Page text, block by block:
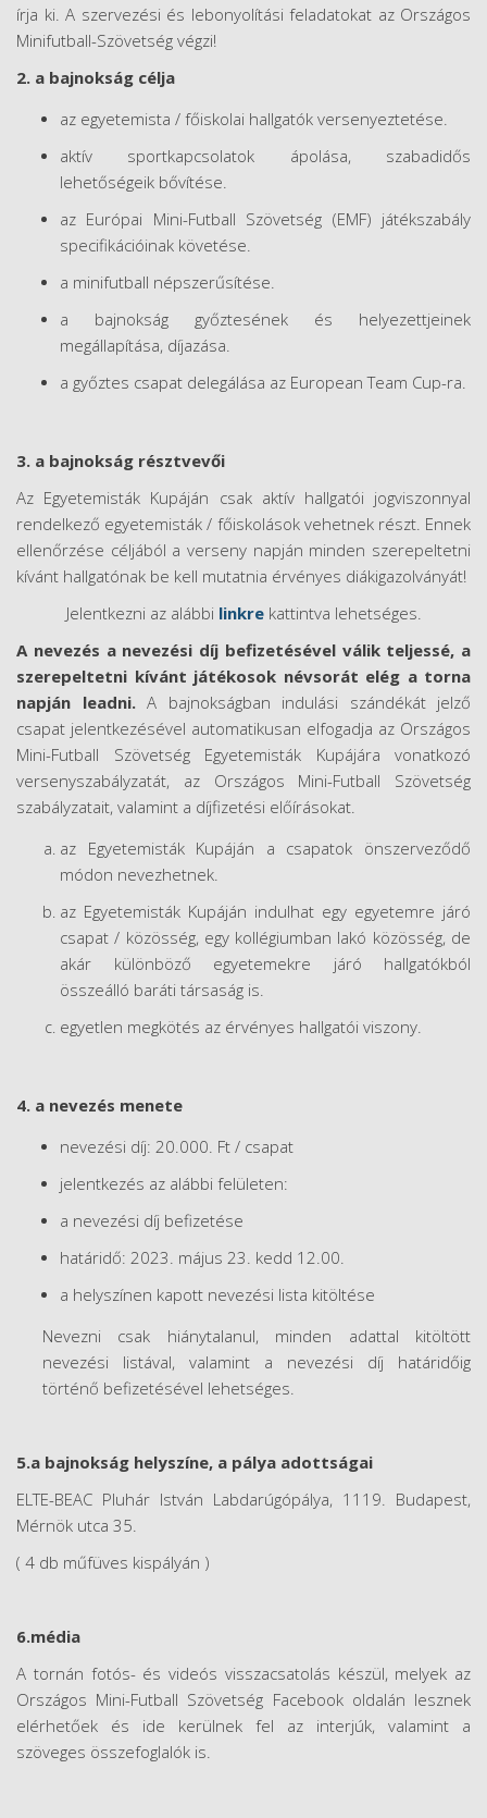
írja ki. A szervezési és lebonyolítási feladatokat az Országos
Minifutball-Szövetség végzi!
2. a bajnokság célja
az egyetemista / főiskolai hallgatók versenyeztetése.
aktív sportkapcsolatok ápolása, szabadidős
lehetőségeik bővítése.
az Európai Mini-Futball Szövetség (EMF) játékszabály
specifikációinak követése.
a minifutball népszerűsítése.
a bajnokság győztesének és helyezettjeinek
megállapítása, díjazása.
a győztes csapat delegálása az European Team Cup-ra.
3. a bajnokság résztvevői
Az Egyetemisták Kupáján csak aktív hallgatói jogviszonnyal
rendelkező egyetemisták / főiskolások vehetnek részt. Ennek
ellenőrzése céljából a verseny napján minden szerepeltetni
kívánt hallgatónak be kell mutatnia érvényes diákigazolványát!
Jelentkezni az alábbi linkrekattintva lehetséges.
A nevezés a nevezési díj befizetésével válik teljessé, a
szerepeltetni kívánt játékosok névsorát elég a torna
napján leadni.A bajnokságban indulási szándékát jelző
csapat jelentkezésével automatikusan elfogadja az Országos
Mini-Futball Szövetség Egyetemisták Kupájára vonatkozó
versenyszabályzatát, az Országos Mini-Futball Szövetség
szabályzatait, valamint a díjfizetési előírásokat.
az Egyetemisták Kupáján a csapatok önszerveződő
módon nevezhetnek.
az Egyetemisták Kupáján indulhat egy egyetemre járó
csapat / közösség, egy kollégiumban lakó közösség, de
akár különböző egyetemekre járó hallgatókból
összeálló baráti társaság is.
egyetlen megkötés az érvényes hallgatói viszony.
4. a nevezés menete
nevezési díj: 20.000. Ft / csapat
jelentkezés az alábbi felületen:
a nevezési díj befizetése
határidő: 2023. május 23. kedd 12.00.
a helyszínen kapott nevezési lista kitöltése
Nevezni csak hiánytalanul, minden adattal kitöltött
nevezési listával, valamint a nevezési díj határidőig
történő befizetésével lehetséges.
5.a bajnokság helyszíne, a pálya adottságai
ELTE-BEAC Pluhár István Labdarúgópálya, 1119. Budapest,
Mérnök utca 35.
( 4 db műfüves kispályán )
6.média
A tornán fotós- és videós visszacsatolás készül, melyek az
Országos Mini-Futball Szövetség Facebook oldalán lesznek
elérhetőek és ide kerülnek fel az interjúk, valamint a
szöveges összefoglalók is.